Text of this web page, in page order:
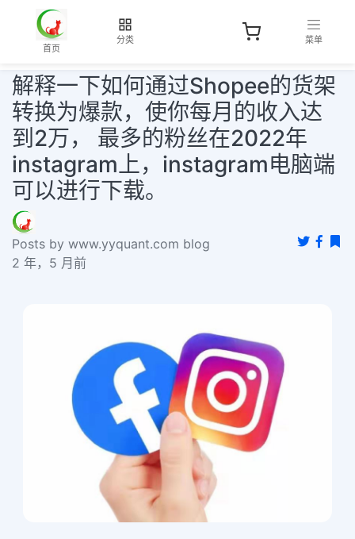
首页
分类 菜单
解释一下如何通过Shopee的货架
转换为爆款，使你每月的收入达
到2万， 最多的粉丝在2022年
instagram上，instagram电脑端
可以进行下载。
Posts by www.yyquant.com blog
2 年，5 月前